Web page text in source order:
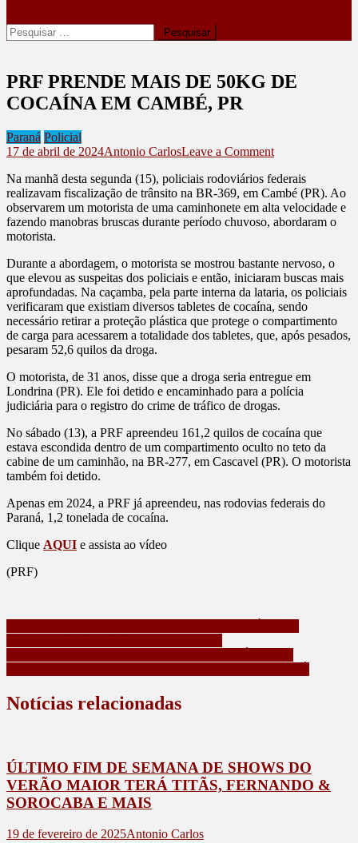
Pesquisar
por:
PRF PRENDE MAIS DE 50KG DE
COCAÍNA EM CAMBÉ, PR
Paraná Policial
17 de abril de 2024Antonio CarlosLeave a Commenton
PRENDE
MAIS
DE
50KG
EM
CAMBÉ,
PR
Na manhã desta segunda (15), policiais rodoviários federais
realizavam fiscalização de trânsito na BR-369, em Cambé (PR). Ao
observarem um motorista de uma caminhonete em alta velocidade e
fazendo manobras bruscas durante período chuvoso, abordaram o
motorista.
Durante a abordagem, o motorista se mostrou bastante nervoso, o
que elevou as suspeitas dos policiais e então, iniciaram buscas mais
aprofundadas. Na caçamba, pela parte interna da lataria, os policiais
verificaram que existiam diversos tabletes de cocaína, sendo
necessário retirar a proteção plástica que protege o compartimento
de carga para acessarem a totalidade dos tabletes, que, após pesados,
pesaram 52,6 quilos da droga.
O motorista, de 31 anos, disse que a droga seria entregue em
Londrina (PR). Ele foi detido e encaminhado para a polícia
judiciária para o registro do crime de tráfico de drogas.
No sábado (13), a PRF apreendeu 161,2 quilos de cocaína que
estava escondida dentro de um compartimento oculto no teto da
cabine de um caminhão, na BR-277, em Cascavel (PR). O motorista
também foi detido.
Apenas em 2024, a PRF já apreendeu, nas rodovias federais do
Paraná, 1,2 tonelada de cocaína.
Clique AQUI e assista ao vídeo
(PRF)
Navegação
de
Post
Notícias relacionadas
ÚLTIMO FIM DE SEMANA DE SHOWS DO
VERÃO MAIOR TERÁ TITÃS, FERNANDO &
SOROCABA E MAIS
19 de fevereiro de 2025Antonio Carlos